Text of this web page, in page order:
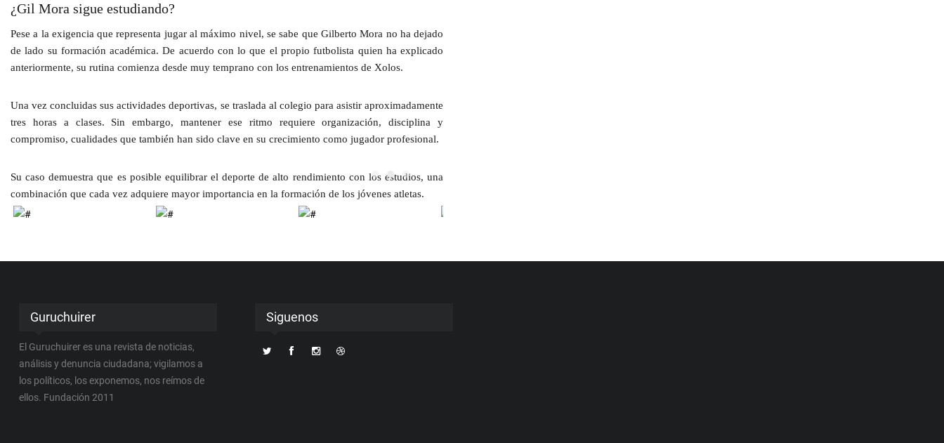
¿Gil Mora sigue estudiando?
Pese a la exigencia que representa jugar al máximo nivel, se sabe que Gilberto Mora no ha dejado
de lado su formación académica. De acuerdo con lo que el propio futbolista quien ha explicado
anteriormente, su rutina comienza desde muy temprano con los entrenamientos de Xolos.
Una vez concluidas sus actividades deportivas, se traslada al colegio para asistir aproximadamente
tres horas a clases. Sin embargo, mantener ese ritmo requiereorganización, disciplina y
compromiso, cualidades que también han sido clave en su crecimiento como jugador profesional.
Su caso demuestra que es posible equilibrar el deporte de alto rendimiento con los estudios, una
combinación que cada vez adquiere mayor importancia en la formación de los jóvenes atletas.
Guruchuirer
El Guruchuirer es una revista de noticias,
análisis y denuncia ciudadana; vigilamos a
los políticos, los exponemos, nos reímos de
ellos. Fundación 2011
Siguenos